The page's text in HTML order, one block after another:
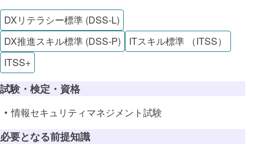
DXリテラシー標準 (DSS-L)
DX推進スキル標準 (DSS-P)
ITスキル標準 （ITSS）
ITSS+
試験・検定・資格
情報セキュリティマネジメント試験
必要となる前提知識